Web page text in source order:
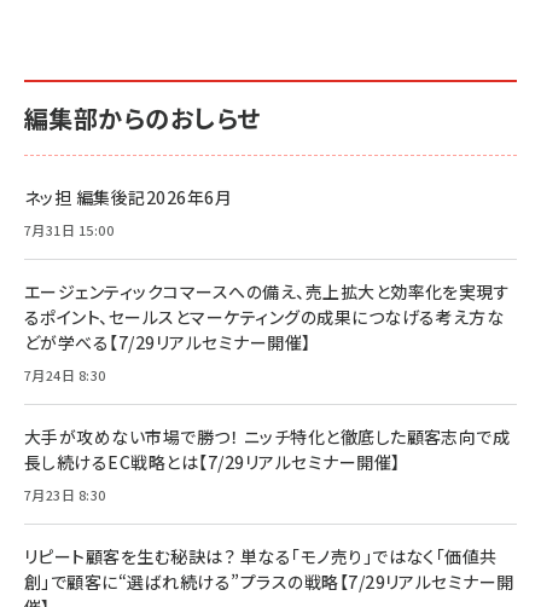
編集部からのおしらせ
ネッ担 編集後記2026年6月
7月31日 15:00
エージェンティックコマースへの備え、売上拡大と効率化を実現す
るポイント、セールスとマーケティングの成果につなげる考え方な
どが学べる【7/29リアルセミナー開催】
7月24日 8:30
大手が攻めない市場で勝つ！ ニッチ特化と徹底した顧客志向で成
長し続けるEC戦略とは【7/29リアルセミナー開催】
7月23日 8:30
リピート顧客を生む秘訣は？ 単なる「モノ売り」ではなく「価値共
創」で顧客に“選ばれ続ける”プラスの戦略【7/29リアルセミナー開